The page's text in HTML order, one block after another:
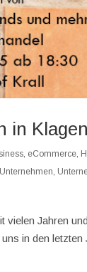
in
, eCommerce,
Unternehmen,
Jahren
in den